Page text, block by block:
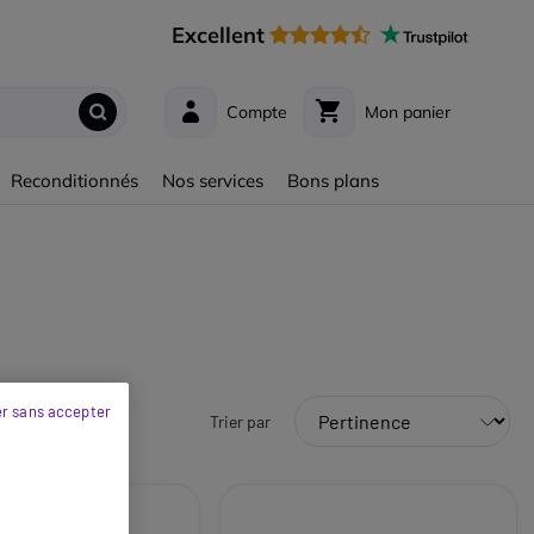
Excellent
Compte Mon panier
Reconditionnés Nos services Bons plans
Trier par
sans accepter